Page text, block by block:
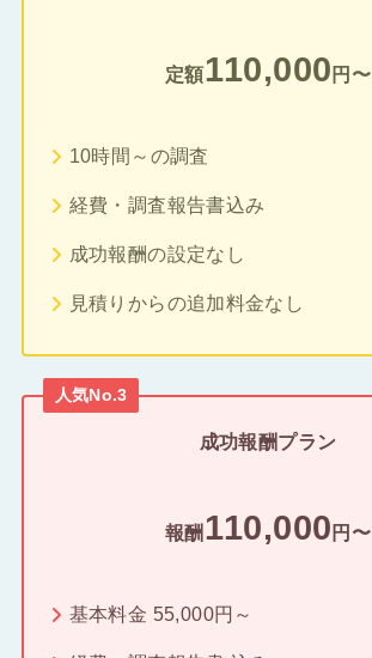
定額110,000 円〜
10時間～の調査
経費・調査報告書込み
成功報酬の設定なし
見積りからの追加料金なし
人気No.3
成功報酬プラン
報酬 110,000 円〜
基本料金 55,000円～